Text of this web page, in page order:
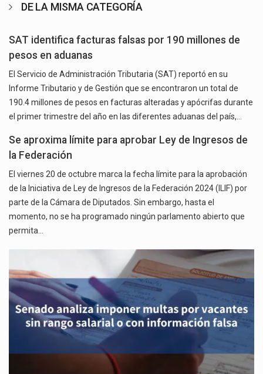
DE LA MISMA CATEGORÍA
SAT identifica facturas falsas por 190 millones de
pesos en aduanas
El Servicio de Administración Tributaria (SAT) reportó en su
Informe Tributario y de Gestión que se encontraron un total de
190.4 millones de pesos en facturas alteradas y apócrifas durante
el primer trimestre del año en las diferentes aduanas del país,…
Se aproxima límite para aprobar Ley de Ingresos de
la Federación
El viernes 20 de octubre marca la fecha límite para la aprobación
de la Iniciativa de Ley de Ingresos de la Federación 2024 (ILIF) por
parte de la Cámara de Diputados. Sin embargo, hasta el
momento, no se ha programado ningún parlamento abierto que
permita…